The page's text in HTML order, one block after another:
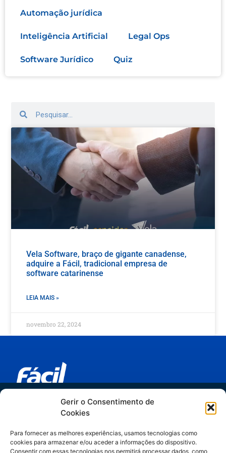
Trilha IA no Jurídico
Artigos assinados por Manuella Gelli,
Gerir o Consentimento de
Cookies
Para fornecer as melhores experiências, usamos tecnologias como
cookies para armazenar e/ou aceder a informações do dispositivo.
Consentir com essas tecnologias nos permitirá processar dados, como
Automação jurídica
Inteligência Artificial Legal Ops
Software Jurídico Quiz
Vela Software, braço de gigante canadense,
adquire a Fácil, tradicional empresa de
software catarinense
LEIA MAIS »
novembro 22, 2024
Links relevantes
Espaider Escritórios - Completo